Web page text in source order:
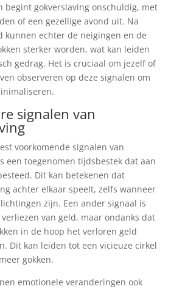
begint gokverslaving onschuldig, met
of een gezellige avond uit. Na
kunnen echter de neigingen en de
sterker worden, wat kan leiden
gedrag. Het is cruciaal om jezelf of
observeren op deze signalen om
signalen van
voorkomende signalen van
een toegenomen tijdsbestek dat aan
Dit kan betekenen dat
achter elkaar speelt, zelfs wanneer
zijn. Een ander signaal is
van geld, maar ondanks dat
in de hoop het verloren geld
Dit kan leiden tot een vicieuze cirkel
gokken.
emotionele veranderingen ook